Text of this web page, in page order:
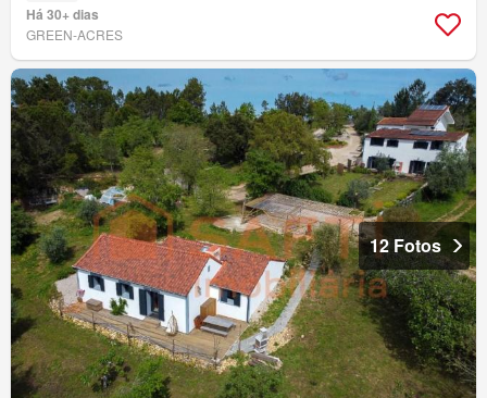
Há 30+ dias
GREEN-ACRES
12 Fotos